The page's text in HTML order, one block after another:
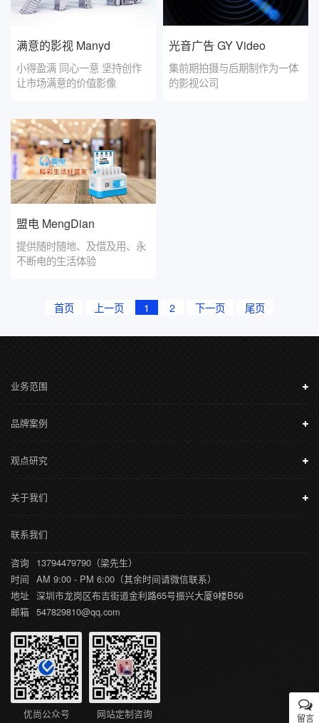
满意的影视 Manyd
小得盈满 同心一意 坚持创作
让市场满意的价值影像
光音广告 GY Video
集前期拍摄与后期制作为一体
的影视公司
盟电 MengDian
提供随时随地、及借及用、永
不断电的生活体验
首页 上一页 1 2 下一页 尾页
业务范围
品牌案例
观点研究
关于我们
联系我们
咨询
13794479790（梁先生）
时间 AM 9:00 - PM 6:00（其余时间请微信联系）
地址 深圳市龙岗区布吉街道金利路65号振兴大厦9楼B56
邮箱 547829810@qq.com
优尚公众号 网站定制咨询 留言